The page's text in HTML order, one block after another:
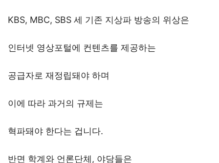
KBS, MBC, SBS 세 기존 지상파 방송의 위상은
인터넷 영상포털에 컨텐츠를 제공하는
공급자로 재정립돼야 하며
이에 따라 과거의 규제는
혁파돼야 한다는 겁니다.
반면 학계와 언론단체, 야당들은